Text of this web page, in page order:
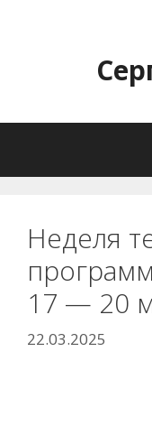
содержимому
Неделя
17 — 20
22.03.2025